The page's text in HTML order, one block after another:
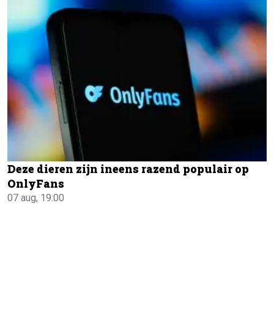
Deze dieren zijn ineens razend populair op
OnlyFans
07 aug, 19:00